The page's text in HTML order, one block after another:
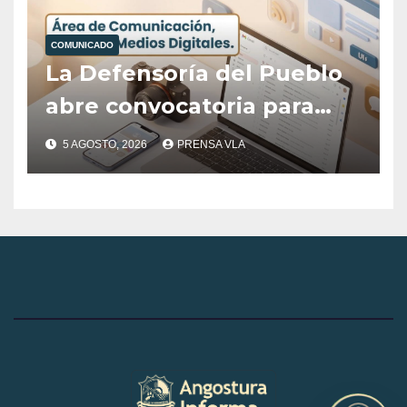
del Destino Villa La
Angostura
COMUNICADO
La Defensoría del Pueblo
abre convocatoria para
cubrir el área de
Comunicación, Prensa y
5 AGOSTO, 2026 PRENSA VLA